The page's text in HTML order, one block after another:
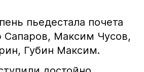
пьедестала почета
Сапаров, Максим Чусов,
Губин Максим.